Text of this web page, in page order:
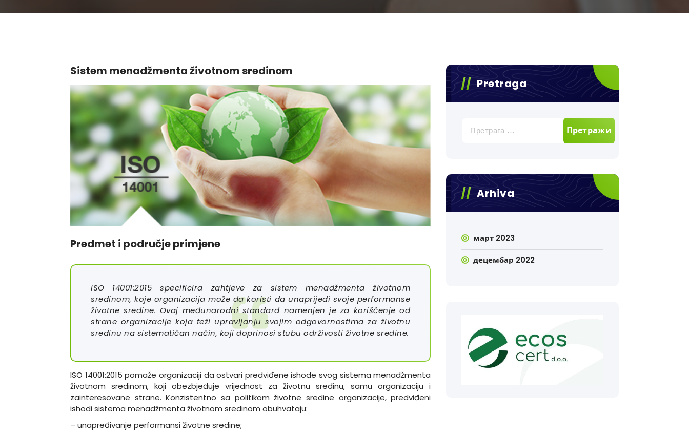
Sistem menadžmenta životnom sredinom
Predmet i područje primjene
ISO 14001:2015 specificira zahtjeve za sistem menadžmenta životnom
sredinom, koje organizacija može da koristi da unaprijedi svoje performanse
životne sredine. Ovaj međunarodni standard namenjen je za korišćenje od
strane organizacije koja teži upravljanju svojim odgovornostima za životnu
sredinu na sistematičan način, koji doprinosi stubu održivosti životne sredine.
ISO 14001:2015 pomaže organizaciji da ostvari predviđene ishode svog sistema menadžmenta
životnom sredinom, koji obezbjeđuje vrijednost za životnu sredinu, samu organizaciju i
zainteresovane strane. Konzistentno sa politikom životne sredine organizacije, predviđeni
ishodi sistema menadžmenta životnom sredinom obuhvataju:
– unapređivanje performansi životne sredine;
Pretraga
Arhiva
март 2023
децембар 2022